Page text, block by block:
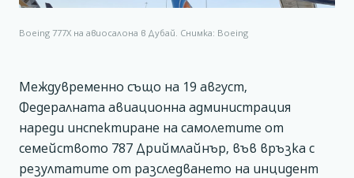
Boeing 777X на авиосалона в Дубай. Снимка: Boeing
Междувременно също на 19 август,
Федералната авиационна администрация
нареди инспектиране на самолетите от
семейството 787 Дриймлайнър, във връзка с
резултатите от разследването на инцидент